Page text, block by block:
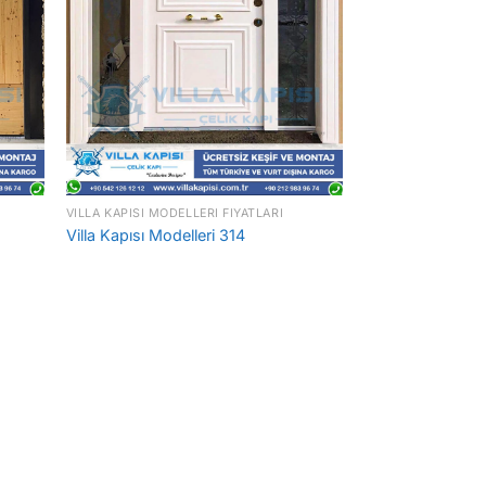
VILLA KAPISI MODELLERI FIYATLARI
Villa Kapısı Modelleri 314